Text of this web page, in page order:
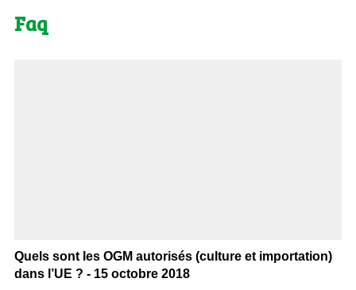
Faq
Quels sont les OGM autorisés (culture et importation)
dans l’UE ? - 15 octobre 2018